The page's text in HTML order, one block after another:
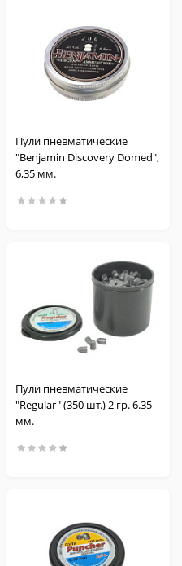
Пули пневматические
"Benjamin Discovery Domed",
6,35 мм.
Пули пневматические
"Regular" (350 шт.) 2 гр. 6.35
мм.